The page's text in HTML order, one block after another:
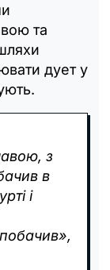
та
дует у
з
в
і